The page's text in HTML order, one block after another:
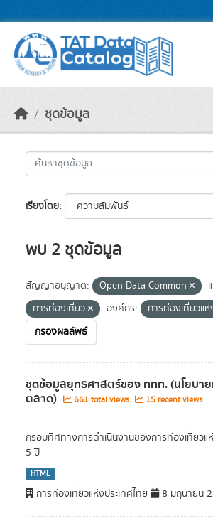
ชุดข้อมูล
เรียงโดย
พบ 2 ชุดข้อมูล
สัญญาอนุญาต: Open Data Common
การท่องเที่ยว
องค์กร:
การท่องเที่ยวแห่
กรองผลลัพธ์
ชุดข้อมูลยุทธศาสตร์ของ ททท. (นโยบาย
ตลาด) 661 total views 15 recent views
กรอบทิศทางการดำเนินงานของการท่องเที่ยวแห่
5 ปี
HTML
การท่องเที่ยวแห่งประเทศไทย 8 มิถุนายน